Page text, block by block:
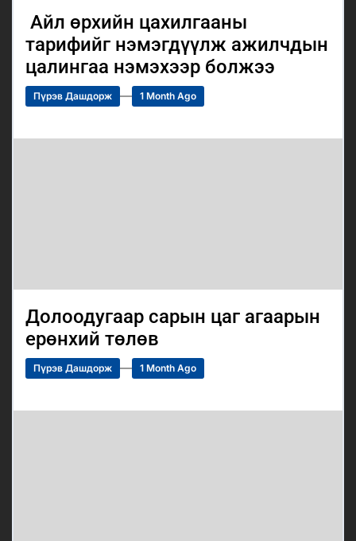
Айл өрхийн цахилгааны
тарифийг нэмэгдүүлж ажилчдын
цалингаа нэмэхээр болжээ
Пүрэв Дашдорж 1 Month Ago
Долоодугаар сарын цаг агаарын
ерөнхий төлөв
Пүрэв Дашдорж 1 Month Ago